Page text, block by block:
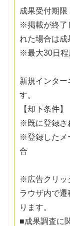
成果受付期
※掲載が終了
れた場合は成
※最大30日程
新規インター
す。
【却下条件】
※既に登録さ
※登録したメ
合
※広告クリッ
ラウザ内で
ります。
■成果調査に